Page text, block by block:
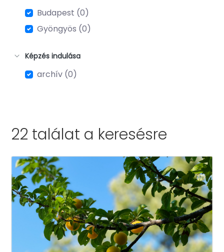
Budapest (0)
Gyöngyös (0)
Képzés indulása
archív (0)
22 találat a keresésre